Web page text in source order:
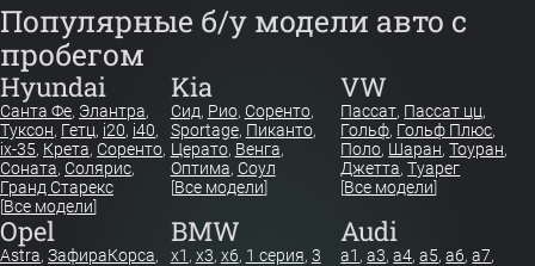
Популярные б/у модели авто с
пробегом
Hyundai
Санта Фе, Элантра,
Туксон, Гетц, i20, i40,
ix-35, Крета, Соренто,
Соната, Солярис,
Гранд Старекс
[Все модели]
Kia
Сид, Рио, Соренто,
Sportage, Пиканто,
Церато, Венга,
Оптима, Соул
[Все модели]
VW
Пассат, Пассат цц,
Гольф, Гольф Плюс,
Поло, Шаран,Тоуран,
Джетта,Туарег
[Все модели]
Opel
Astra, ЗафираКорса,
BMW
x1 , x3, x6, 1 серия, 3
Audi
a1 ,a3,a4,a5,a6,a7,